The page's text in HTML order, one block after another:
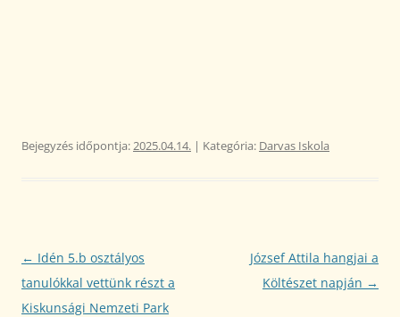
Bejegyzés időpontja:2025.04.14. | Kategória: Darvas Iskola
Bejegyzés
navigáció
← Idén 5.b osztályos
tanulókkal vettünk részt a
Kiskunsági Nemzeti Park
József Attila hangjai a
Költészet napján →